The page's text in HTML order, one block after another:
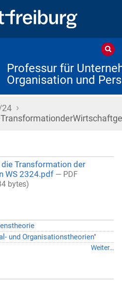
Professur für
Organisation und
24 ›
die Transformation der
WS 2324.pdf — PDF
bytes)
und Organisationstheorien"
Weiter…